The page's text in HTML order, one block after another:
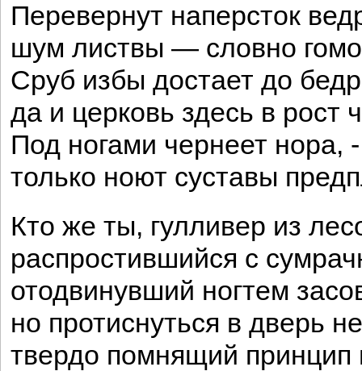
Перевернут наперсток
шум листвы — словно
Сруб избы достает до
да и церковь здесь в рост
Под ногами чернеет нора, -
только ноют суставы
Кто же ты, гулливер из
распростившийся с
отодвинувший ногтем
но протиснуться в дверь
твердо помнящий принцип